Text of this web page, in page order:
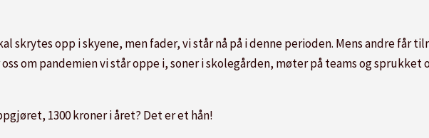
skrytes opp i skyene, men fader, vi står nå på i denne perioden. Mens andre får
om pandemien vi står oppe i, soner i skolegården, møter på teams og sprukket
1300 kroner i året? Det er et hån!